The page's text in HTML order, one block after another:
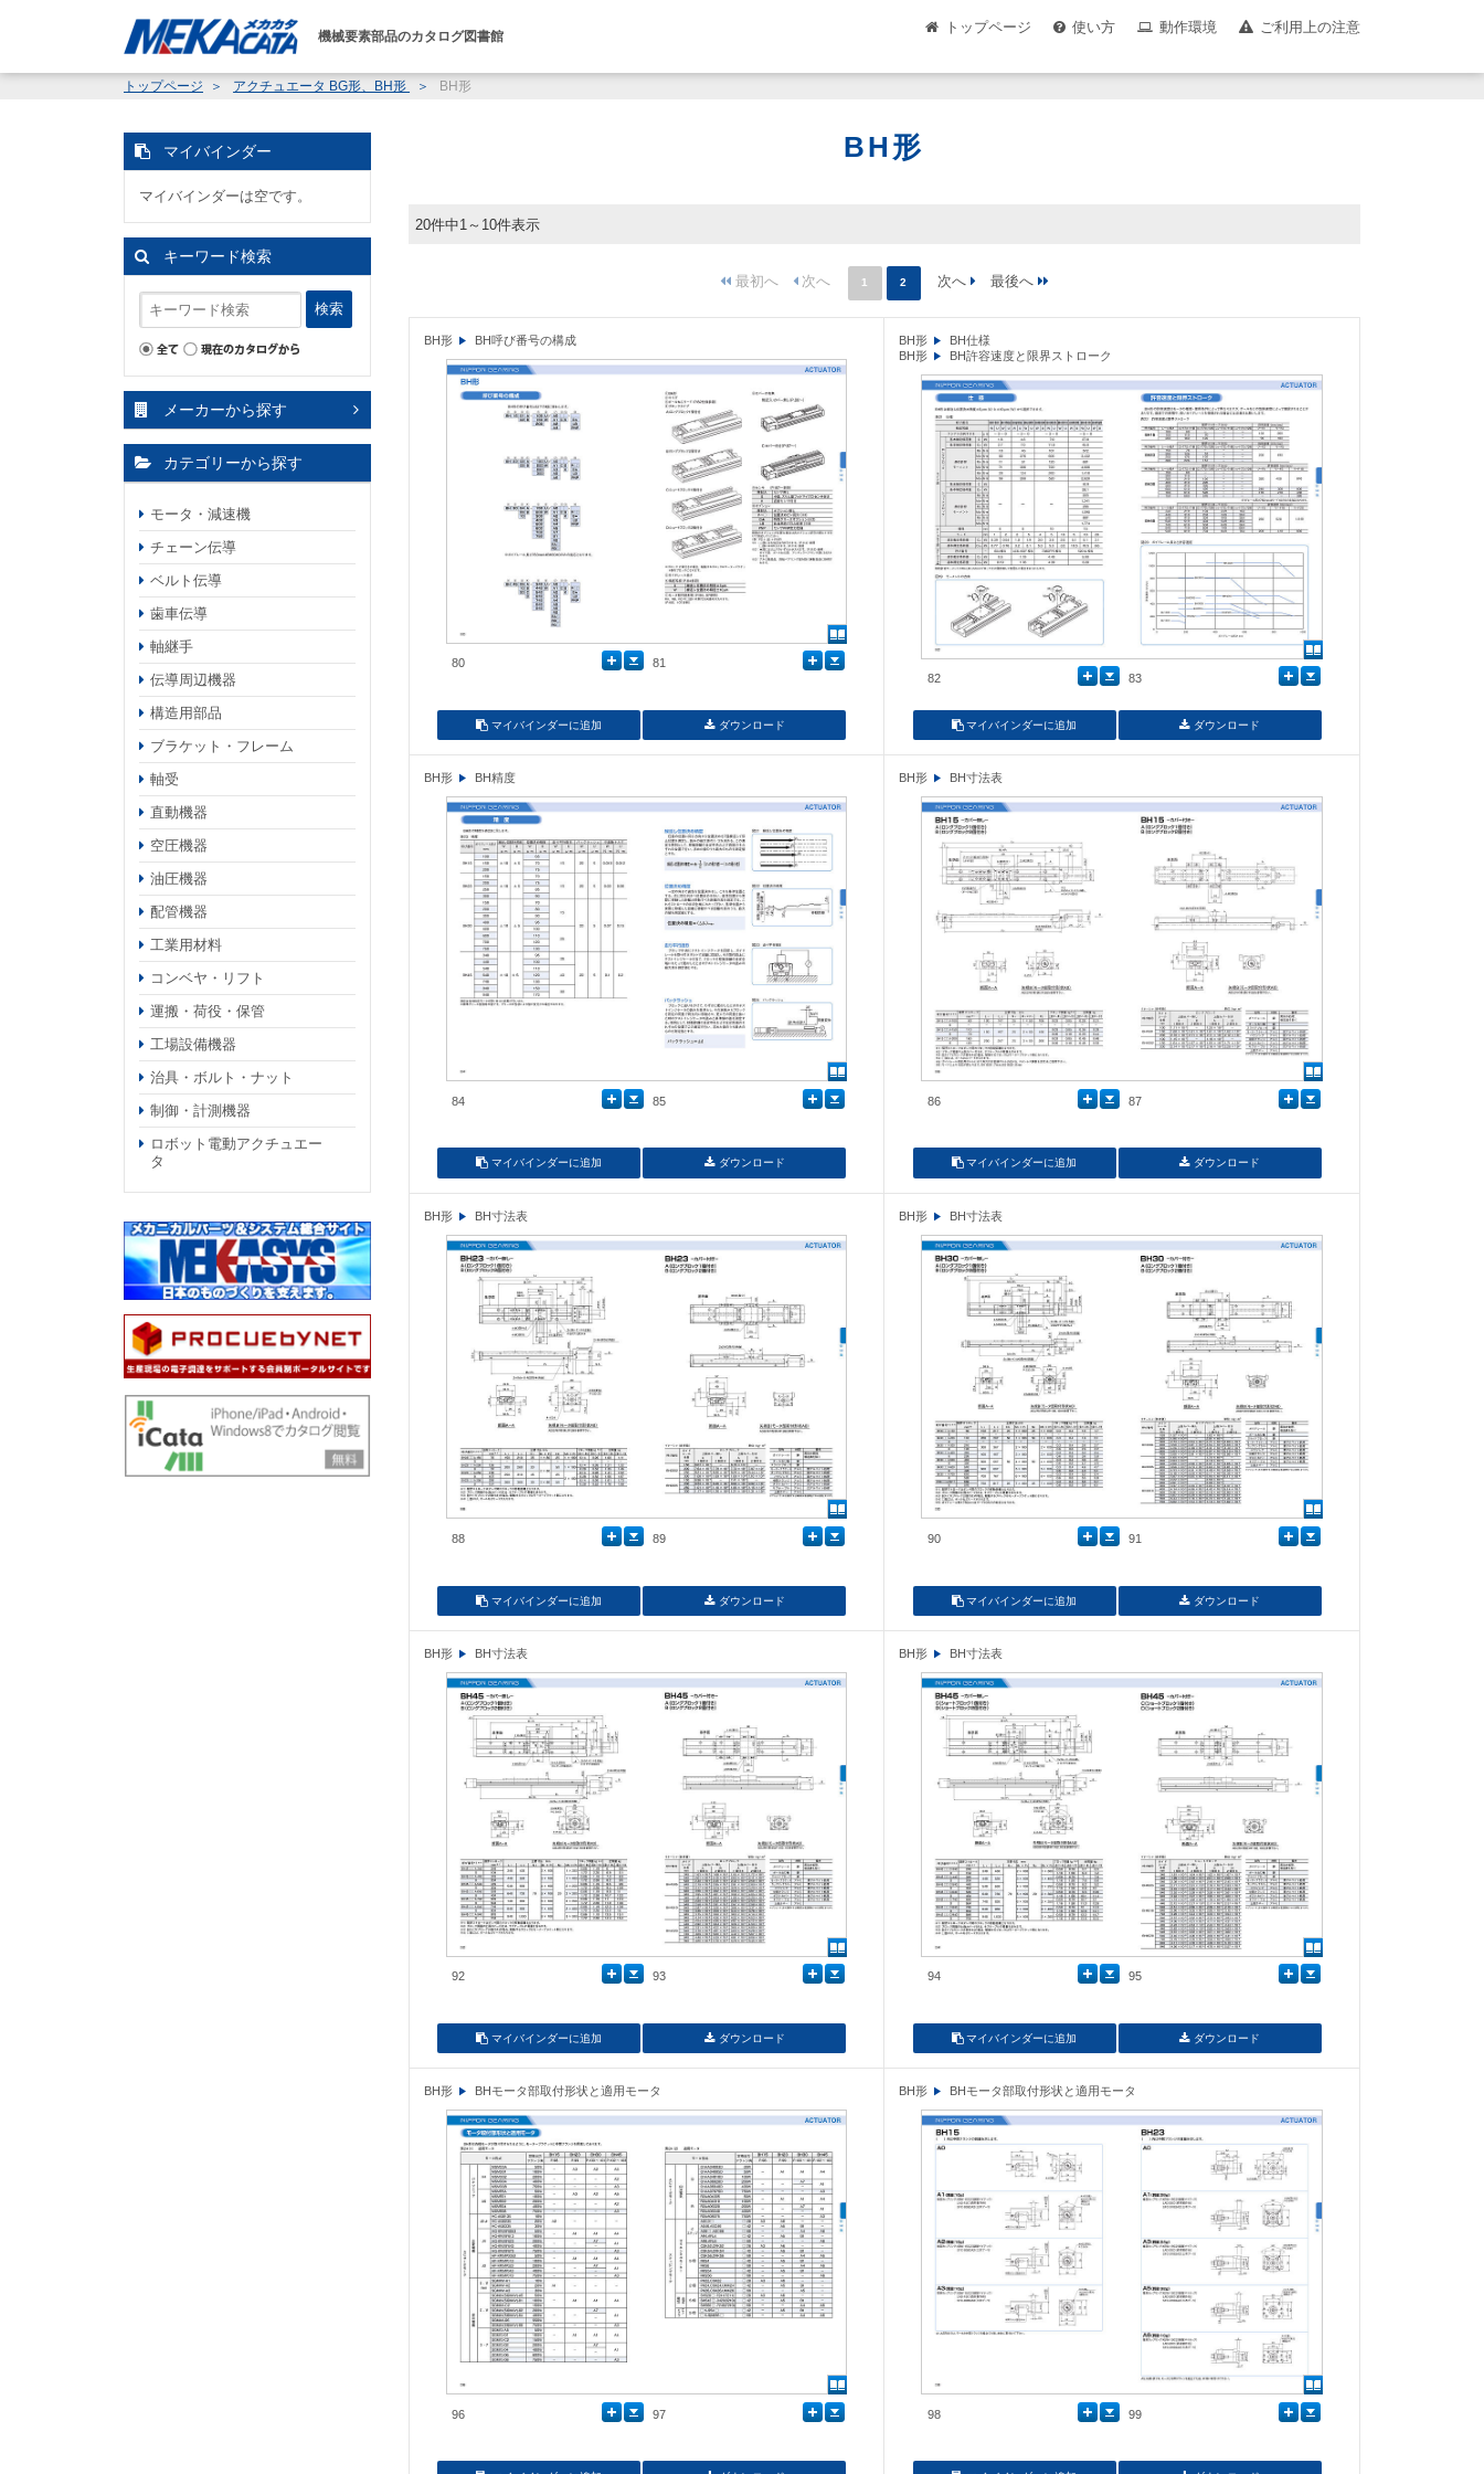
機械要素部品のカタログ図書館
トップページ 使い方 動作環境 ご利用上の注意
トップページ アクチュエータ BG形、BH形 BH形
BH形
20件中1～10件表示
1 2
BH形 BH呼び番号の構成
80 81
マイバインダーに追加 ダウンロード
BH形
BH仕様
BH形
BH許容速度と限界ストローク
82 83
マイバインダーに追加 ダウンロード
BH形 BH精度
84 85
マイバインダーに追加 ダウンロード
BH形 BH寸法表
86 87
マイバインダーに追加 ダウンロード
BH形 BH寸法表
88 89
マイバインダーに追加 ダウンロード
BH形 BH寸法表
90 91
マイバインダーに追加 ダウンロード
BH形 BH寸法表
92 93
マイバインダーに追加 ダウンロード
BH形 BH寸法表
94 95
マイバインダーに追加 ダウンロード
BH形 BHモータ部取付形状と適用モータ
96 97
BH形 BHモータ部取付形状と適用モータ
98 99
マイバインダー
マイバインダーは空です。
キーワード検索
検索
メーカーから探す
カテゴリーから探す
モータ・減速機
チェーン伝導
ベルト伝導
歯車伝導
軸継手
伝導周辺機器
構造用部品
ブラケット・フレーム
軸受
直動機器
空圧機器
油圧機器
配管機器
工業用材料
コンベヤ・リフト
運搬・荷役・保管
工場設備機器
治具・ボルト・ナット
制御・計測機器
ロボット電動アクチュエー
タ